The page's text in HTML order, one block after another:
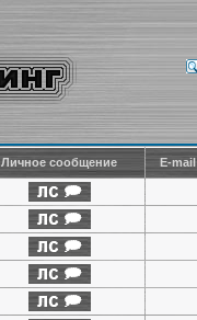
Личное сообщение E-